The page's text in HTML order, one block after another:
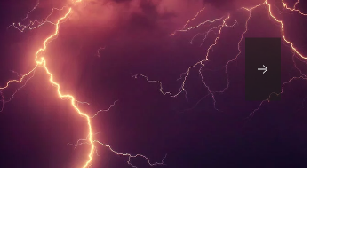
ALS FOLGE DER REAKTORKATASTROPHE IN
FUKUSHIMA IM JAHR 2011 HABEN…